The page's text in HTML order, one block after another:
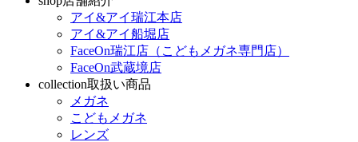
アイ&アイ瑞江本店
アイ&アイ船堀店
FaceOn瑞江店（こどもメガネ専門店）
FaceOn武蔵境店
collection取扱い商品
メガネ
こどもメガネ
レンズ